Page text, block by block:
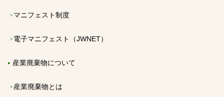
マニフェスト制度
電子マニフェスト（JWNET）
産業廃棄物について
産業廃棄物とは